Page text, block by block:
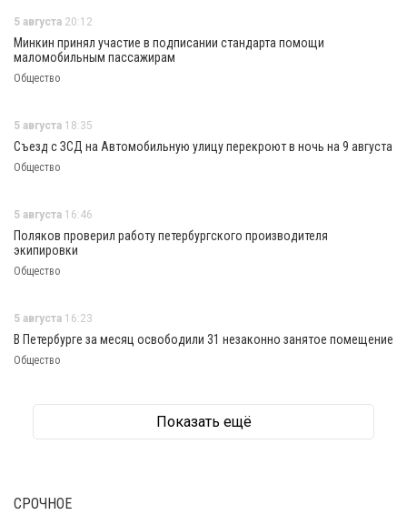
5 августа 20:12
Минкин принял участие в подписании стандарта помощи
маломобильным пассажирам
Общество
5 августа 18:35
Съезд с ЗСД на Автомобильную улицу перекроют в ночь на 9 августа
Общество
5 августа 16:46
Поляков проверил работу петербургского производителя
экипировки
Общество
5 августа 16:23
В Петербурге за месяц освободили 31 незаконно занятое помещение
Общество
Показать ещё
СРОЧНОЕ